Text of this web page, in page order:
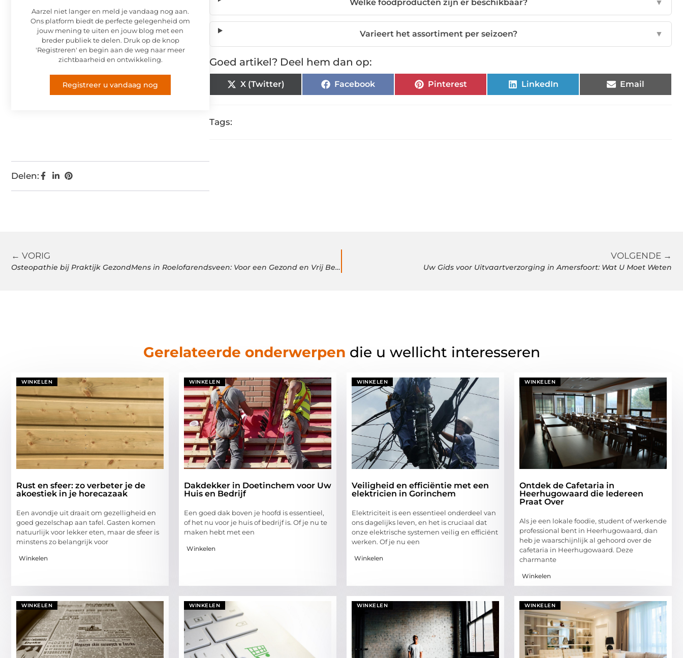
Aarzel niet langer en meld je vandaag nog aan.
Ons platform biedt de perfecte gelegenheid om
jouw mening te uiten en jouw blog met een
breder publiek te delen. Druk op de knop
'Registreren' en begin aan de weg naar meer
zichtbaarheid en ontwikkeling.
Registreer u vandaag nog
Delen:
Welke foodproducten zijn er beschikbaar? ▼
Varieert het assortiment per seizoen? ▼
Goed artikel? Deel hem dan op:
X (Twitter) Facebook Pinterest LinkedIn Email
Tags:
← VORIG
Osteopathie bij Praktijk GezondMens in Roelofarendsveen: Voor een Gezond en Vrij Bewegen
VOLGENDE →
Uw Gids voor Uitvaartverzorging in Amersfoort: Wat U Moet Weten
Gerelateerde onderwerpen die u wellicht interesseren
WINKELEN
Rust en sfeer: zo verbeter je de
akoestiek in je horecazaak
Een avondje uit draait om gezelligheid en
goed gezelschap aan tafel. Gasten komen
natuurlijk voor lekker eten, maar de sfeer is
minstens zo belangrijk voor
Winkelen
WINKELEN
Dakdekker in Doetinchem voor Uw
Huis en Bedrijf
Een goed dak boven je hoofd is essentieel,
of het nu voor je huis of bedrijf is. Of je nu te
maken hebt met een
Winkelen
WINKELEN
Veiligheid en efficiëntie met een
elektricien in Gorinchem
Elektriciteit is een essentieel onderdeel van
ons dagelijks leven, en het is cruciaal dat
onze elektrische systemen veilig en efficiënt
werken. Of je nu een
Winkelen
WINKELEN
Ontdek de Cafetaria in
Heerhugowaard die Iedereen
Praat Over
Als je een lokale foodie, student of werkende
professional bent in Heerhugowaard, dan
heb je waarschijnlijk al gehoord over de
cafetaria in Heerhugowaard. Deze
charmante
Winkelen
WINKELEN WINKELEN WINKELEN WINKELEN